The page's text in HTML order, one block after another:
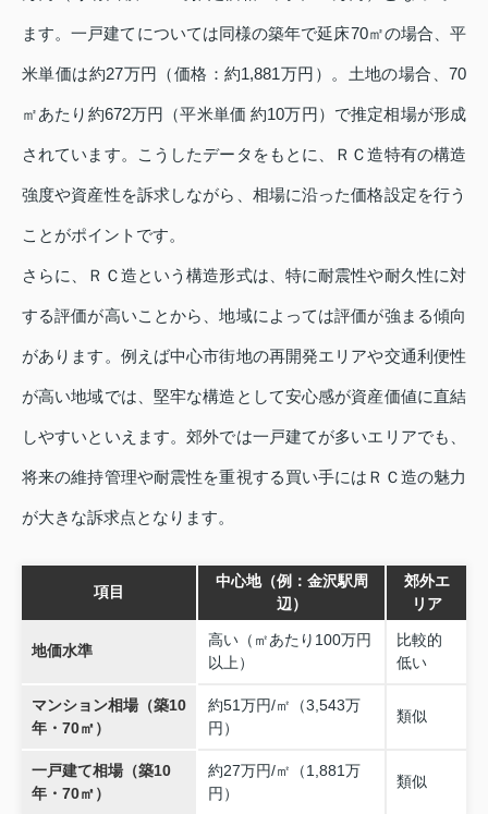
ます。一戸建てについては同様の築年で延床70㎡の場合、平
米単価は約27万円（価格：約1,881万円）。土地の場合、70
㎡あたり約672万円（平米単価 約10万円）で推定相場が形成
されています。こうしたデータをもとに、ＲＣ造特有の構造
強度や資産性を訴求しながら、相場に沿った価格設定を行う
ことがポイントです。
さらに、ＲＣ造という構造形式は、特に耐震性や耐久性に対
する評価が高いことから、地域によっては評価が強まる傾向
があります。例えば中心市街地の再開発エリアや交通利便性
が高い地域では、堅牢な構造として安心感が資産価値に直結
しやすいといえます。郊外では一戸建てが多いエリアでも、
将来の維持管理や耐震性を重視する買い手にはＲＣ造の魅力
が大きな訴求点となります。
項目
中心地（例：金沢駅周
辺）
郊外エ
リア
地価水準
高い（㎡あたり100万円
以上）
比較的
低い
マンション相場（築10
年・70㎡）
約51万円/㎡（3,543万
円）
類似
一戸建て相場（築10
年・70㎡）
約27万円/㎡（1,881万
円）
類似